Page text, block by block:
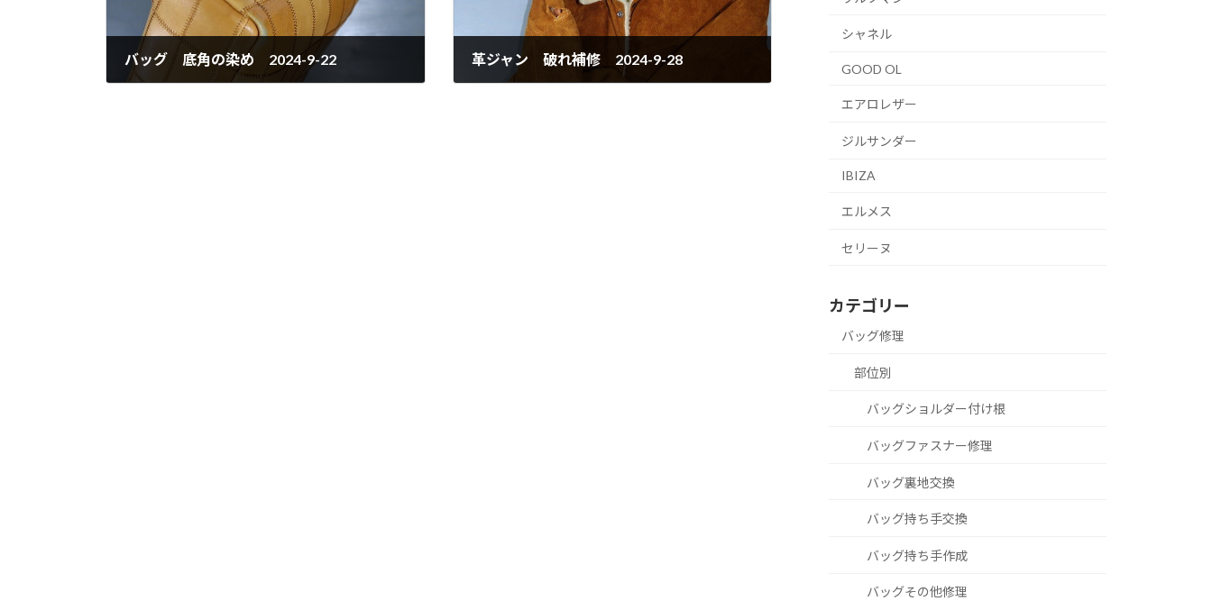
バッグ 底角の染め 2024-9-22 革ジャン 破れ補修 2024-9-28
シャネル
GOOD OL
エアロレザー
ジルサンダー
IBIZA
エルメス
セリーヌ
カテゴリー
バッグ修理
部位別
バッグショルダー付け根
バッグファスナー修理
バッグ裏地交換
バッグ持ち手交換
バッグ持ち手作成
バッグその他修理